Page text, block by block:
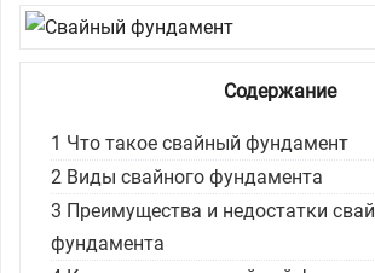
Содержание
1 Что такое свайный фундамент
2 Виды свайного фундамента
3 Преимущества и недостатки
фундамента